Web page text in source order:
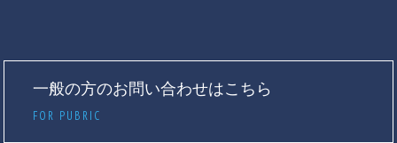
一般の方のお問い合わせはこちら
FOR PUBRIC